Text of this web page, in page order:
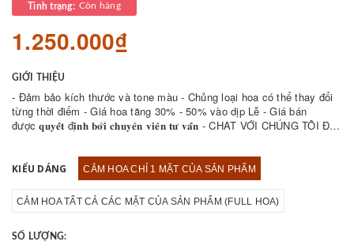
Tình trạng: Còn hàng
1.250.000₫
GIỚI THIỆU
- Đảm bảo kích thước và tone màu - Chủng loại hoa có thể thay đổi
từng thời điểm - Giá hoa tăng 30% - 50% vào dịp Lễ - Giá bán
được 𝐪𝐮𝐲𝐞̂́𝐭 đ𝐢̣𝐧𝐡 𝐛𝐨̛̉𝐢 𝐜𝐡𝐮𝐲𝐞̂𝐧 𝐯𝐢𝐞̂𝐧 𝐭𝐮̛ 𝐯𝐚̂́𝐧 - CHAT VỚI CHÚNG TÔI ĐỂ
KIỂU DÁNG CẮM HOA CHỈ 1 MẶT CỦA SẢN PHẨM
CẮM HOA TẤT CẢ CÁC MẶT CỦA SẢN PHẨM (FULL HOA)
SỐ LƯỢNG: